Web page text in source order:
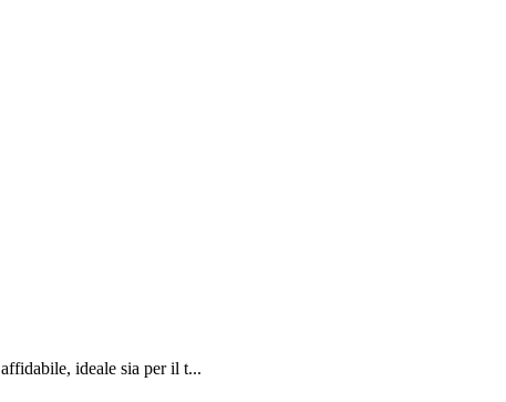
affidabile, ideale sia per il t...